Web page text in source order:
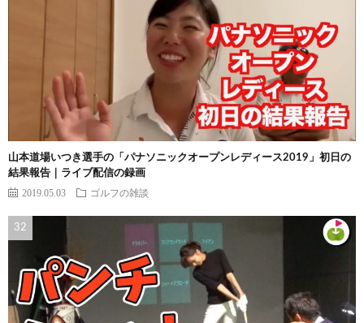
山本道場いつき選手の「パナソニックオープンレディース2019」初日の
結果報告｜ライブ配信の録画
2019.05.03 ゴルフの雑談